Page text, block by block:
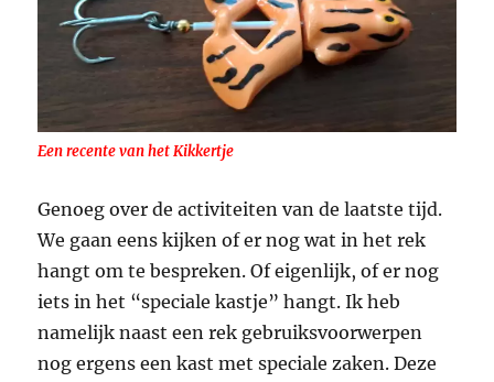
Een recente van het Kikkertje
Genoeg over de activiteiten van de laatste tijd.
We gaan eens kijken of er nog wat in het rek
hangt om te bespreken. Of eigenlijk, of er nog
iets in het “speciale kastje” hangt. Ik heb
namelijk naast een rek gebruiksvoorwerpen
nog ergens een kast met speciale zaken. Deze